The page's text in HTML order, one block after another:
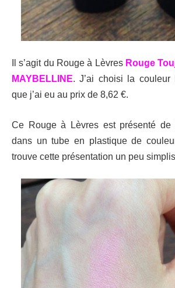
Il s’agit du Rouge à Lèvres Rouge
MAYBELLINE. J’ai choisi la couleur
que j’ai eu au prix de 8,62 €.
Ce Rouge à Lèvres est présenté de
dans un tube en plastique de
trouve cette présentation un peu